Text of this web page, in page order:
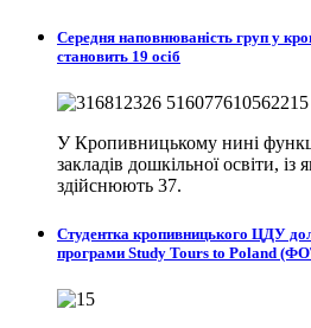
Середня наповнюваність груп у
становить 19 осіб
У Кропивницькому нині
закладів дошкільної освіти, із
здійснюють 37.
Студентка кропивницького ЦДУ
програми Study Tours to Poland